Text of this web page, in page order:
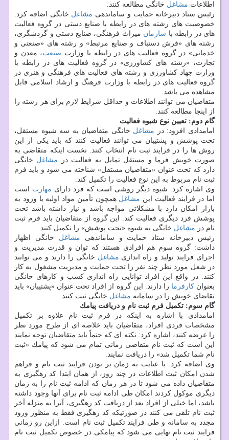
اطلاعات مشاغل خانگی مطالعه كنند.
رئیس ستاد دبیرخانه حمایت و ساماندهی مشاغل خانگی اضافه كرد:
خصوصیت های رشته های در رابطه با صنایع دستی در گروه فعالیت
های در رابطه با سازمان میراث فرهنگی، صنایع دستی و گردشگری،
رشته های «فرش دستباف و صنایع مرتبط» و رشته های «صنعتی و
خدماتی» در گروه فعالیت های در رابطه با وزارت صنعت، معدن و
تجارت، «رشته های كشاورزی» در گروه فعالیت های در رابطه با
وزارت جهاد كشاورزی و رشته های فعالیت های فرهنگی و هنری در
گروه فعالیت های در رابطه با وزارت فرهنگ و ارشاد اسلامی قابل
مشاهده می باشد.
متقاضیان می توانند اطلاعات و حداقل شرایط لازم برای هر رشته را
از اینجا مطالعه كنند.
گام دوم: تعیین نوع شیوه فعالیت
امامدادی افزود: در مشاغل خانگی متقاضیان به سه شیوه مستقل،
تحت پوشش و پشتیبان می توانند فعالیت كنند كه باید یكی از این
روش ها را در فرایند ثبت نام انتخاب كنند. نخست اینكه متقاضی به
صورت خویش فرما و مستقل تمایل به فعالیت در مشاغل خانگی
دارد كه تحت عنوان «متقاضیان مستقل» شناخته می شود و باید فرم
ثبت نام مربوط به این نوع فعالیت را تكمیل كند.
وی اشاره كرد: شیوه دیگر روشی است كه فرد دارای مهارت است
اما در فرایند فعالیت این مشاغل همچون تأمین مواد اولیه یا ورود به
بازار امكان دارد با مشكلاتی مواجه باشد و نیاز داشته باشد تحت
پوشش فرد دیگری فعالیت كند. این گروه از متقاضیان باید فرم ثبت
نام در مشاغل خانگی به شیوه «تحت پوشش» را تكمیل كنند.
رئیس دبیرخانه ستاد حمایت و ساماندهی مشاغل خانگی اظهار
داشت: گروه سوم هم افرادی هستند كه توان و قدرت مدیریت و
اجرای فرایند تولید و راه اندازی مشاغل خانگی را دارند و می توانند
در شغل مورد نظر چند نفر را تحت حمایت و مدیریت مشغول به كار
كنند. در واقع این افراد توانایی راه اندازی كسب و كارهای خانگی
بعنوانكارفرما را دارند. این گروه از افراد تحت عنوان «پشتیبان» باید
تقاضای خویش را در سامانه مشاغل خانگی ثبت كنند.
گام سوم: تكمیل فرم ثبت نام و دریافت پیامك
امامدادی با اشاره به اینكه در فرم ثبت نام علاوه بر تكمیل
مشخصات فردی افراد، متقاضیان باید خلاصه ای از طرح مورد نظر
را عرضه كنند، اشاره كرد: نكته ای كه حتماً باید متقاضیان توجه نمایند
این است كه ثبت نام متقاضی زمانی تمام می شود كه پیامك «ثبت
نام شما تكمیل شد» را دریافت نمایند.
وی اضافه كرد: با عنایت به زمان بر بودن فرایند ثبت نام و فراهم
شدن امكان ثبت اطلاعات در چند روز، از همان ابتدا كد رهگیری به
متقاضیان داده می شود تا در هر زمان كه ادامه ثبت نام را به زمان
دیگری موكول كردند امكان طی ادامه ثبت نام برای آنها وجود داشته
باشد، اما خیلی از افراد بعد از دریافت كد رهگیری، آنرا به منزله آخر
ثبت نام تلقی می كنند در صورتیكه كد رهگیری فقط به منظور ورود
مجدد به سامانه و طی فرایند تكمیل ثبت نام است. ازاین رو زمانی
فرایند ثبت نام نهایی می شود كه پیامكی در خصوص تكمیل ثبت نام